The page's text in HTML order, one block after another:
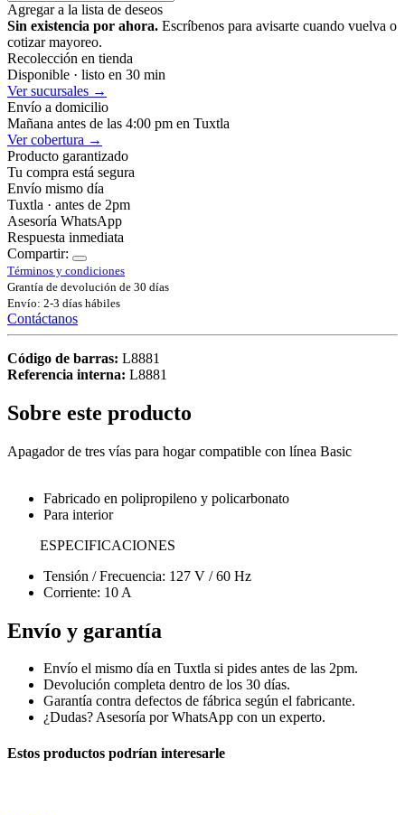
Agregar a la lista de deseos
Sin existencia por ahora. Escríbenos para avisarte cuando vuelva o
cotizar mayoreo.
Recolección en tienda
Disponible · listo en 30 min
Ver sucursales →
Envío a domicilio
Mañana antes de las 4:00 pm en Tuxtla
Ver cobertura →
Producto garantizado
Tu compra está segura
Envío mismo día
Tuxtla · antes de 2pm
Asesoría WhatsApp
Respuesta inmediata
Compartir:
Términos y condiciones
Grantía de devolución de 30 días
Envío: 2-3 días hábiles
Contáctanos
Código de barras: L8881
Referencia interna: L8881
Sobre este producto
Apagador de tres vías para hogar compatible con línea Basic
Fabricado en polipropileno y policarbonato
Para interior
ESPECIFICACIONES
Tensión / Frecuencia: 127 V / 60 Hz
Corriente: 10 A
Envío y garantía
Envío el mismo día en Tuxtla si pides antes de las 2pm.
Devolución completa dentro de los 30 días.
Garantía contra defectos de fábrica según el fabricante.
¿Dudas? Asesoría por WhatsApp con un experto.
Estos productos podrían interesarle